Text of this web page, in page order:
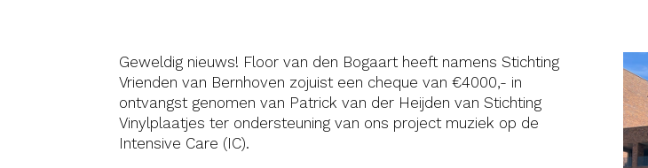
Geweldig nieuws! Floor van den Bogaart heeft namens Stichting
Vrienden van Bernhoven zojuist een cheque van €4000,- in
ontvangst genomen van Patrick van der Heijden van Stichting
Vinylplaatjes ter ondersteuning van ons project muziek op de
Intensive Care (IC).